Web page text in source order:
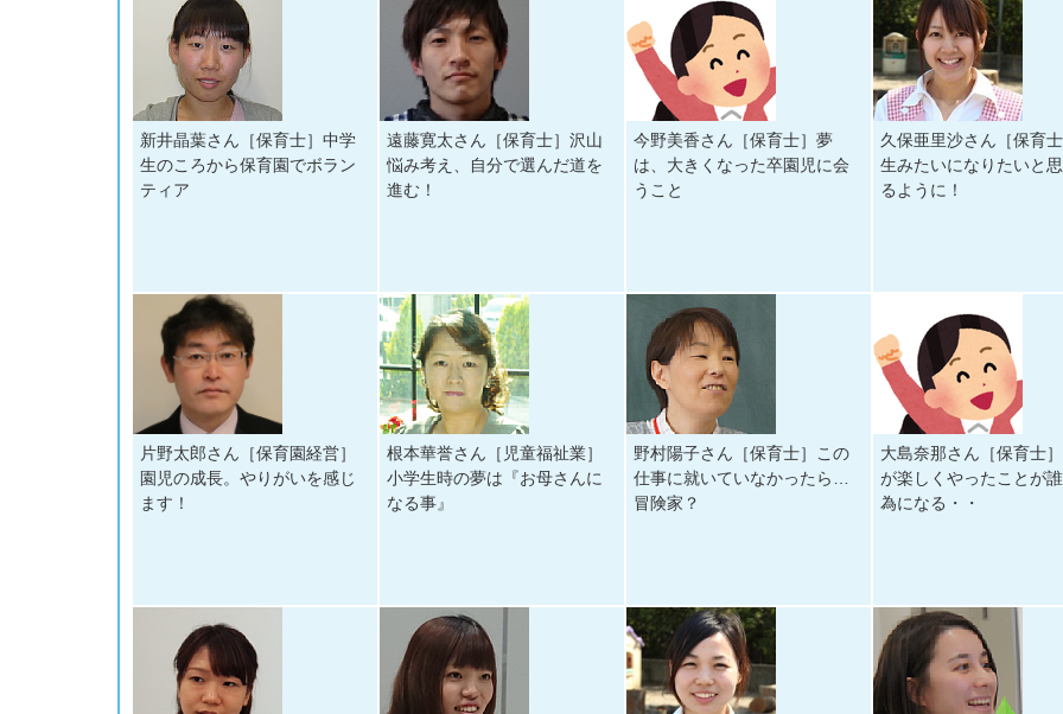
新井晶葉さん［保育士］中学
生のころから保育園でボラン
ティア
遠藤寛太さん［保育士］沢山
悩み考え、自分で選んだ道を
進む！
今野美香さん［保育士］夢
は、大きくなった卒園児に会
うこと
久保亜里沙さん［保育
生みたいになりたいと
るように！
片野太郎さん［保育園経営］
園児の成長。やりがいを感じ
ます！
根本華誉さん［児童福祉業］
小学生時の夢は『お母さんに
なる事』
野村陽子さん［保育士］この
仕事に就いていなかったら…
冒険家？
大島奈那さん［保育士
が楽しくやったことが
為になる・・